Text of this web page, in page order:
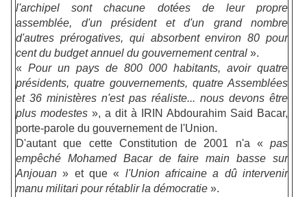
l'archipel sont chacune dotées de leur propre
assemblée, d'un président et d'un grand nombre
d'autres prérogatives, qui absorbent environ 80 pour
cent du budget annuel du gouvernement central ».
« Pour un pays de 800 000 habitants, avoir quatre
présidents, quatre gouvernements, quatre Assemblées
et 36 ministères n'est pas réaliste... nous devons être
plus modestes », a dit à IRIN Abdourahim Said Bacar,
porte-parole du gouvernement de l'Union.
D'autant que cette Constitution de 2001 n'a « pas
empêché Mohamed Bacar de faire main basse sur
Anjouan » et que « l'Union africaine a dû intervenir
manu militari pour rétablir la démocratie ».